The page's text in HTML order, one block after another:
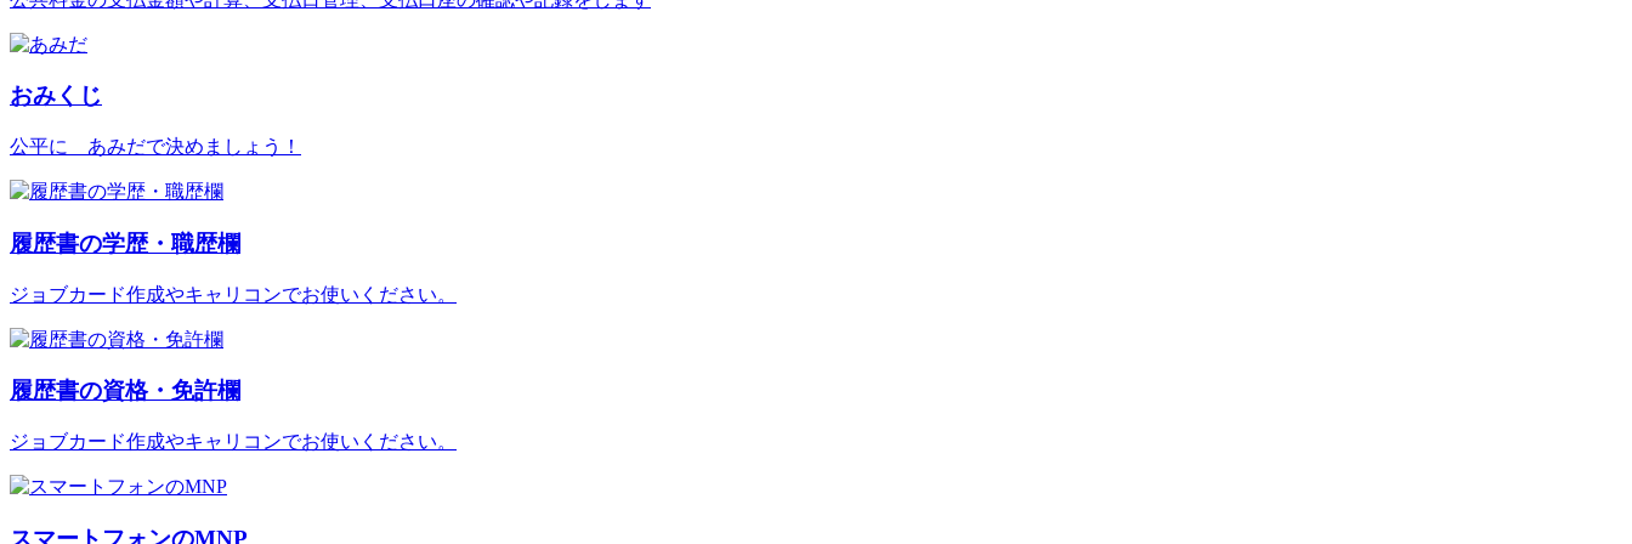
おみくじ
公平に あみだで決めましょう！
履歴書の学歴・職歴欄
ジョブカード作成やキャリコンでお使いください。
履歴書の資格・免許欄
ジョブカード作成やキャリコンでお使いください。
スマートフォンのMNP